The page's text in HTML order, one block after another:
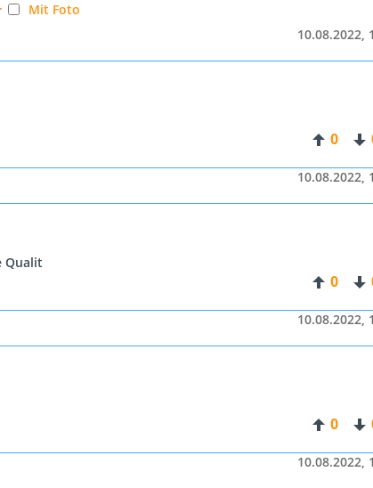
Mit Foto
10.08.2022,
0
10.08.2022,
Qualit
0
10.08.2022,
0
10.08.2022,